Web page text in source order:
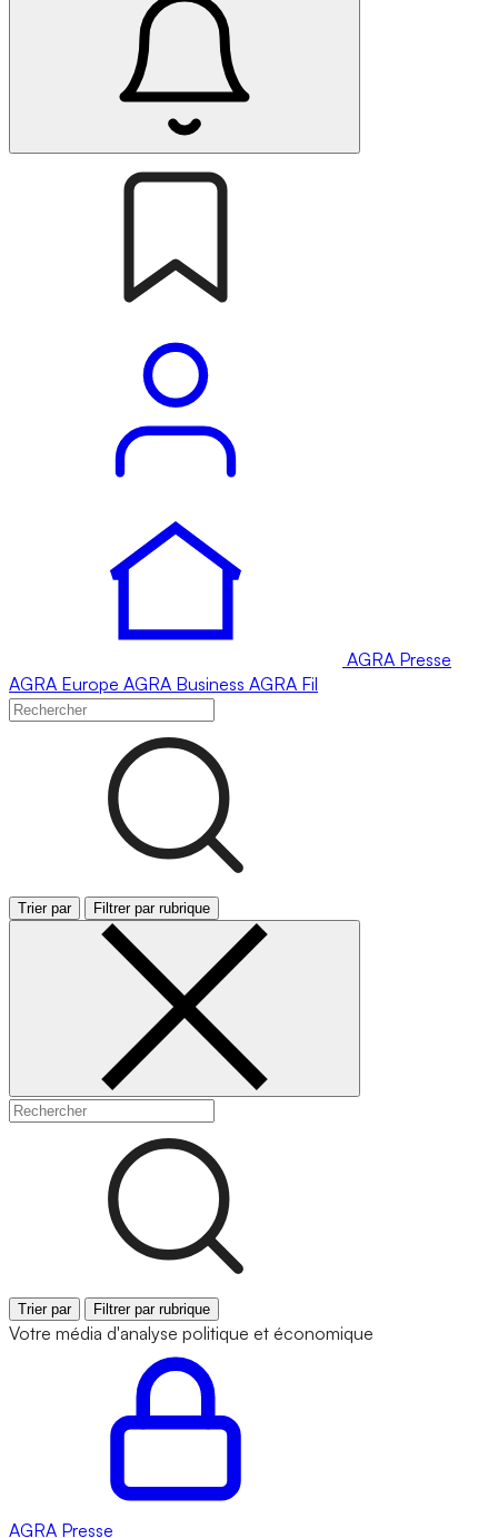
AGRA Presse
AGRA Europe AGRA Business AGRA Fil
Trier par Filtrer par rubrique
Trier par Filtrer par rubrique
Votre média d'analyse politique et économique
AGRA Presse